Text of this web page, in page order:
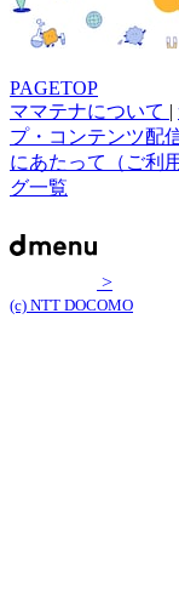
PAGETOP
ママテナについて |
プ・コンテンツ配
にあたって（ご利
グ一覧
>
(c) NTT DOCOMO